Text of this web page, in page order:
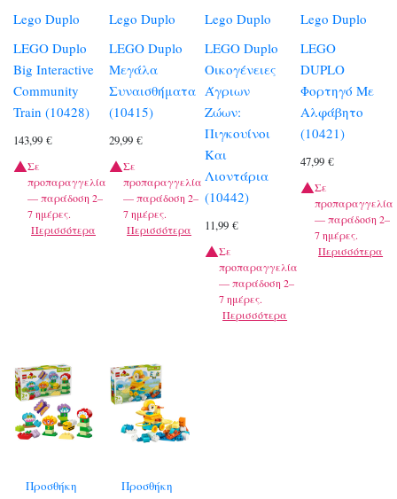
Lego Duplo
LEGO Duplo
Big Interactive
Community
Train (10428)
143,99 €
Σε
προπαραγγελία
— παράδοση 2–
7 ημέρες.
Περισσότερα
Lego Duplo
LEGO Duplo
Μεγάλα
Συναισθήματα
(10415)
29,99€
Σε
προπαραγγελία
— παράδοση 2–
7 ημέρες.
Περισσότερα
Lego Duplo
LEGO Duplo
Οικογένειες
Άγριων
Ζώων:
Πιγκουίνοι
Και
Λιοντάρια
(10442)
11,99€
Σε
προπαραγγελία
— παράδοση 2–
7 ημέρες.
Περισσότερα
Lego Duplo
LEGO
DUPLO
Φορτηγό Με
Αλφάβητο
(10421)
47,99€
Σε
προπαραγγελία
— παράδοση 2–
7 ημέρες.
Περισσότερα
Προσθήκη Προσθήκη